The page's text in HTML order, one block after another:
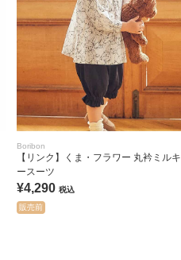
Boribon
【リンク】くま・フラワー 丸衿ミルキ
ースーツ
¥4,290 税込
販売前